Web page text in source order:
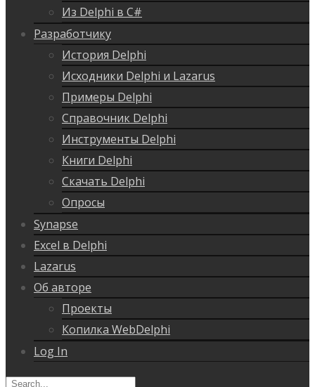
Из Delphi в C#
Разработчику
История Delphi
Исходники Delphi и Lazarus
Примеры Delphi
Справочник Delphi
Инструменты Delphi
Книги Delphi
Скачать Delphi
Опросы
Synapse
Excel в Delphi
Lazarus
Об авторе
Проекты
Копилка WebDelphi
Log In